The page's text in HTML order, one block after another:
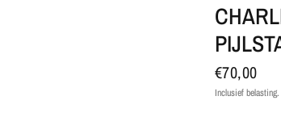
€70,00
Inclusief belasting.